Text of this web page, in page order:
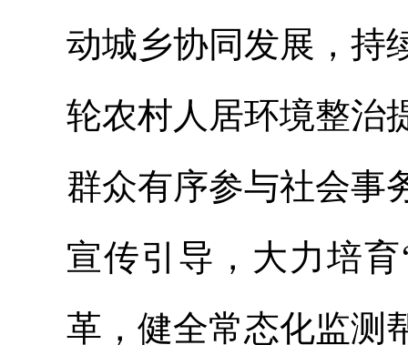
动城乡协同发展，持
轮农村人居环境整治
群众有序参与社会事
宣传引导，大力培
革，健全常态化监测